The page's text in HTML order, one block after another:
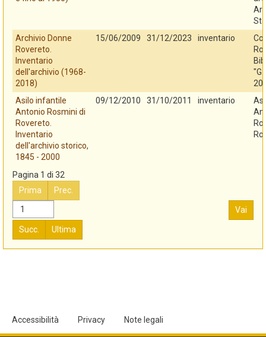
Archivio Donne
Rovereto.
Inventario
dell'archivio (1968-
2018)
15/06/2009 31/12/2023 inventario
Asilo infantile
Antonio Rosmini di
Rovereto.
Inventario
dell'archivio storico,
1845 - 2000
09/12/2010 31/10/2011 inventario
Pagina 1 di 32
Prima
Prec.
Vai
Succ. Ultima
Accessibilità Privacy Note legali